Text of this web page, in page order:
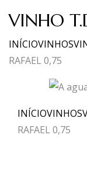
VINHO
INÍCIOVINHOS
RAFAEL 0,75
INÍCIOVINHOS
RAFAEL 0,75